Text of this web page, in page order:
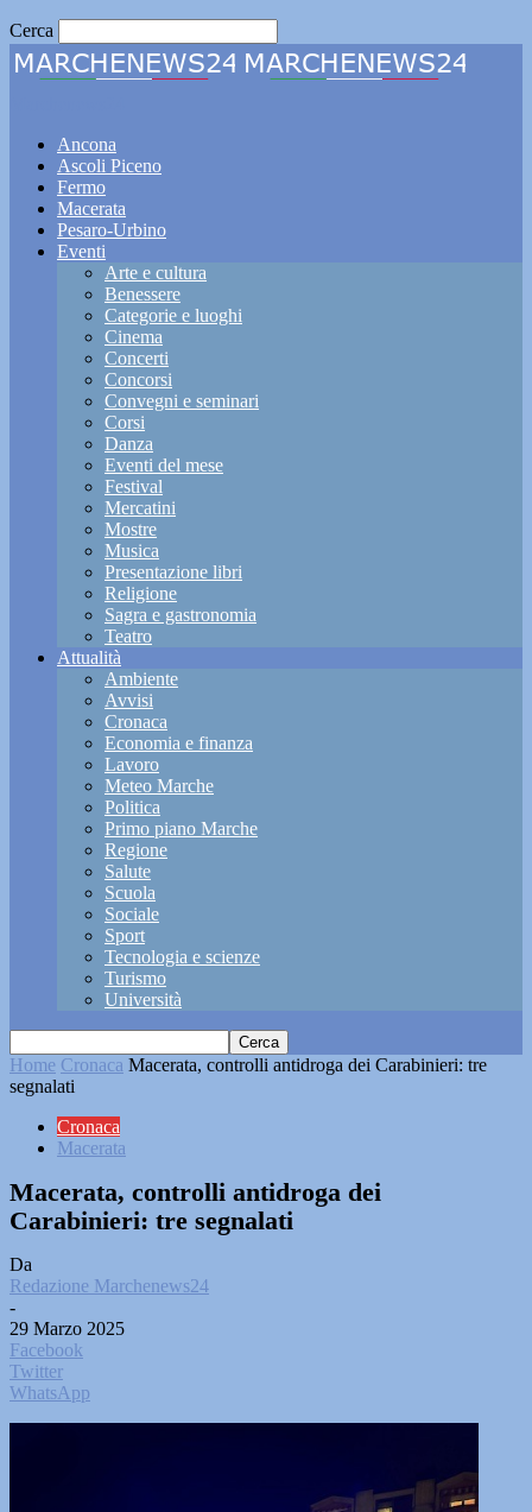
Cerca
Ancona
Ascoli Piceno
Fermo
Macerata
Pesaro-Urbino
Eventi
Arte e cultura
Benessere
Categorie e luoghi
Cinema
Concerti
Concorsi
Convegni e seminari
Corsi
Danza
Eventi del mese
Festival
Mercatini
Mostre
Musica
Presentazione libri
Religione
Sagra e gastronomia
Teatro
Attualità
Ambiente
Avvisi
Cronaca
Economia e finanza
Lavoro
Meteo Marche
Politica
Primo piano Marche
Regione
Salute
Scuola
Sociale
Sport
Tecnologia e scienze
Turismo
Università
Home Cronaca Macerata, controlli antidroga dei Carabinieri: tre
segnalati
Cronaca
Macerata
Macerata, controlli antidroga dei
Carabinieri: tre segnalati
Da
Redazione Marchenews24
-
29 Marzo 2025
Facebook
Twitter
WhatsApp